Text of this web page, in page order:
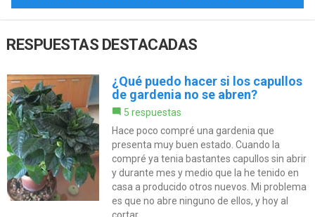
RESPUESTAS DESTACADAS
¿Qué puedo hacer si los capullos
de gardenia no se abren?
5 respuestas
Hace poco compré una gardenia que
presenta muy buen estado. Cuando la
compré ya tenia bastantes capullos sin abrir
y durante mes y medio que la he tenido en
casa a producido otros nuevos. Mi problema
es que no abre ninguno de ellos, y hoy al
cortar...